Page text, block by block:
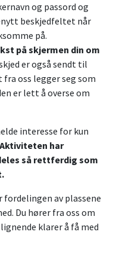
og passord og
beskjedfeltet når
på.
på skjermen din om
er også sendt til
oss legger seg som
er lett å overse om
interesse for kun
Aktiviteten har
så rettferdig som
av plassene
Du hører fra oss om
klarer å få med